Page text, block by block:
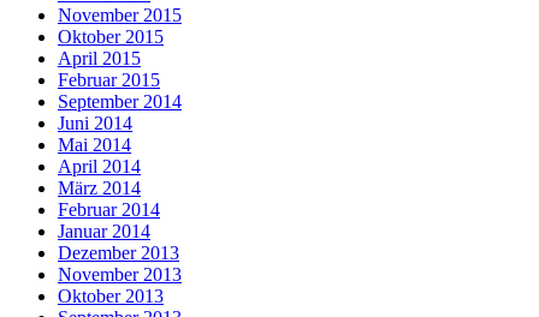
November 2015
Oktober 2015
April 2015
Februar 2015
September 2014
Juni 2014
Mai 2014
April 2014
März 2014
Februar 2014
Januar 2014
Dezember 2013
November 2013
Oktober 2013